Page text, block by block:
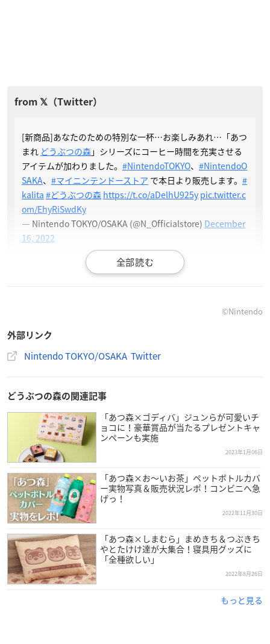
[新商品]あなたのための特別な一杯…お楽しみあれ…「あつ
まれ どうぶつの森」シリーズにコーヒー時間を充実させる
アイテムが加わりました。 #NintendoTOKYO、 #NintendoO
SAKA、 #マイニンテンドーストア で本日より販売します。 #
kalita #どうぶつの森 https://t.co/aDelhU925y pic.twitter.c
om/EhyRiSwdKy
— Nintendo TOKYO/OSAKA (@N_Officialstore) December
16, 2022
©Nintendo
外部リンク
Nintendo TOKYO/OSAKA Twitter
どうぶつの森の関連記事
「あつ森×ゴディバ」ジュンらが可愛いチ
ョコに！豪華賞品が当たるプレゼントキャ
ンペーンも実施
2023年1月06日
「あつ森×お～いお茶」ペットボトルカバ
ー実物写真＆販売状況レポ！コンビニへ急
げっ！
2022年11月30日
「あつ森×しまむら」まめきち＆つぶきち
やとたけけ達が大集合！寝具用グッズに
「全種欲しい」
2022年8月26日
もっと見る